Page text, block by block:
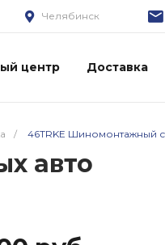
Челябинск
центр Доставка
/ 46TRKE Шиномонтажный
авто